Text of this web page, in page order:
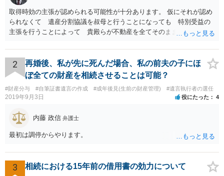
取得時効の主張が認められる可能性が十分あります。 仮にそれが認め
られなくて 遺産分割協議を叔母と行うことになっても 特別受益の
主張を行うことによって 貴殿らが不動産を全てそのまま取得できる
2
再婚後、私が先に死んだ場合、私の前夫の子にほ
ぼ全ての財産を相続させることは可能？
#財産分与 #自筆証書遺言の作成 #成年後見(生前の財産管理) #遺言執行者の選任
2019年9月3日 役にたった 4
内藤 政信 弁護士
最初は調停からやります。
3 相続における15年前の借用書の効力について